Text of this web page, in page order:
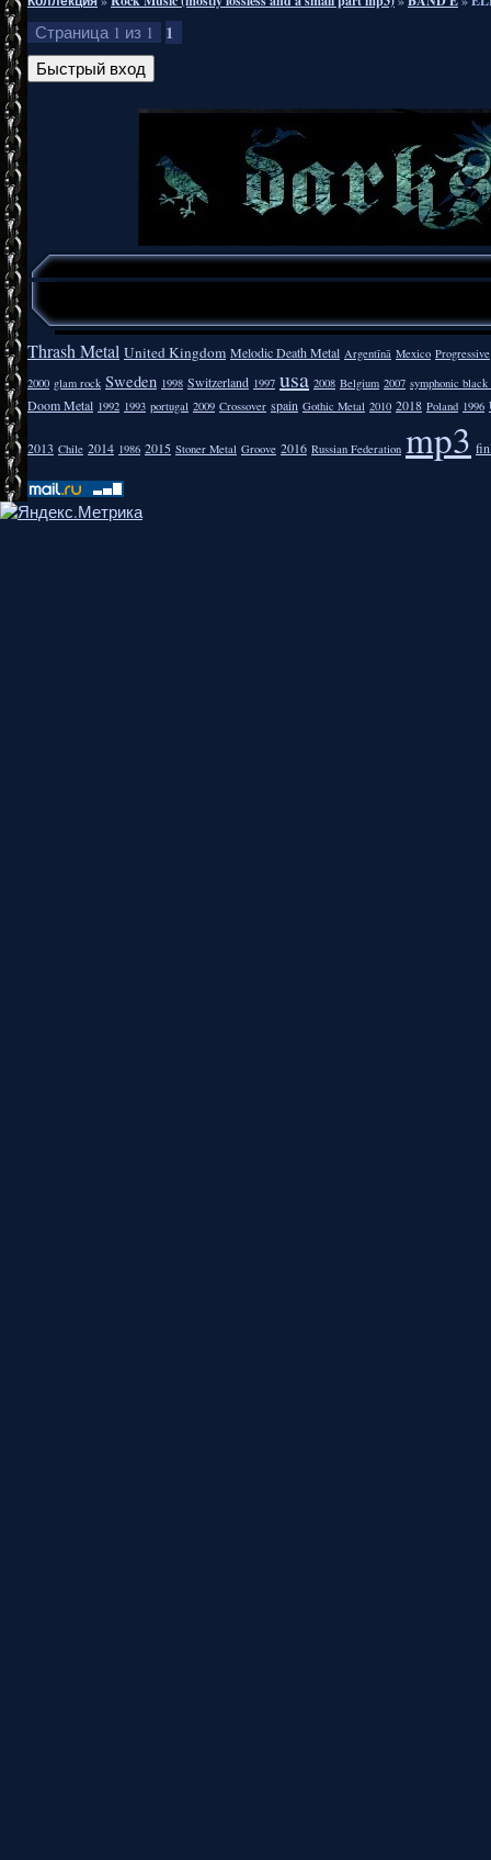
Страница 1 из 1 1
Thrash Metal United Kingdom Melodic Death Metal Argentīnā Mexico Progressive
2000 glam rock Sweden 1998 Switzerland 1997 usa 2008 Belgium 2007 symphonic
Doom Metal 1992 1993 portugal 2009 Crossover spain Gothic Metal 2010 2018 Poland 1996
2013 Chile 2014 1986 2015 Stoner Metal Groove 2016 Russian Federation mp3